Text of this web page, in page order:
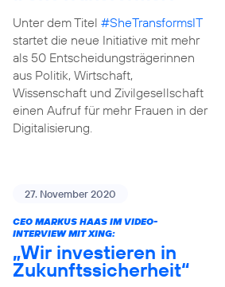
Unter dem Titel #SheTransformsIT
startet die neue Initiative mit mehr
als 50 Entscheidungsträgerinnen
aus Politik, Wirtschaft,
Wissenschaft und Zivilgesellschaft
einen Aufruf für mehr Frauen in der
Digitalisierung.
27. November 2020
CEO MARKUS HAAS IM VIDEO-
INTERVIEW MIT XING:
„Wir investieren in
Zukunftssicherheit“